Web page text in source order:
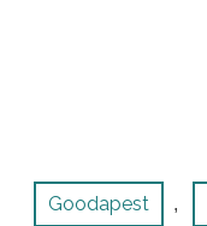
Goodapest ,